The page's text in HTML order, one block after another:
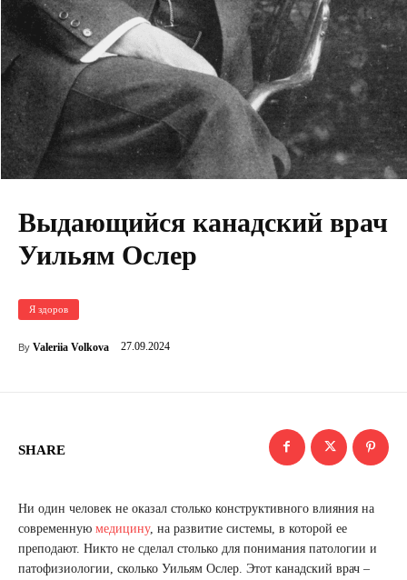
Выдающийся канадский врач
Уильям Ослер
Я здоров
By Valeriia Volkova 27.09.2024
SHARE
Ни один человек не оказал столько конструктивного влияния на
современную медицину, на развитие системы, в которой ее
преподают. Никто не сделал столько для понимания патологии и
патофизиологии, сколько Уильям Ослер. Этот канадский врач –